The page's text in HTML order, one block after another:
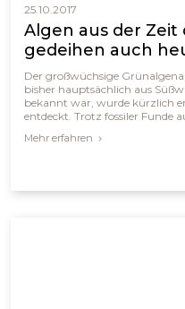
25.10.2017
Algen aus der Zeit
gedeihen auch
Der großwüchsige
bisher hauptsächlich aus
bekannt war, wurde kürzlich
entdeckt. Trotz fossiler Funde
Jahre. Dies wirft Fragen über
Mehr erfahren